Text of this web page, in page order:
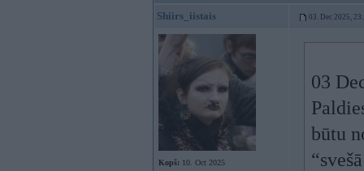
Shiirs_iistais 03. Dec 2025,
Kopš: 10. Oct 2025
03
būtu